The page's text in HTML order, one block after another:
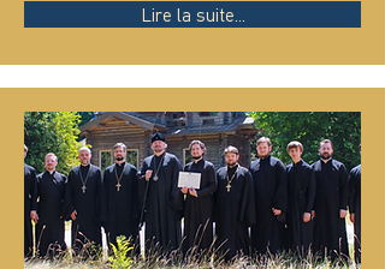
Lire la suite...